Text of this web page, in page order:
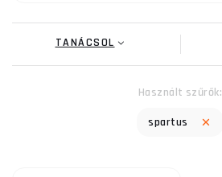
TANÁCSOL
Használt szűrők:
spartus